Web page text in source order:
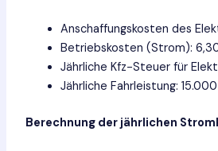
Anschaffungskosten des
Betriebskosten (Strom):
Jährliche Kfz-Steuer für
Jährliche Fahrleistung:
Berechnung der jährlichen